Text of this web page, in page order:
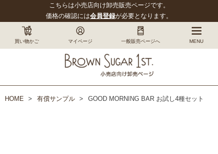
買い物かご マイページ 一般販売ページへ MENU
こちらは小売店向け卸売販売ページです。
価格の確認には会員登録が必要となります。
HOME 有償サンプル GOOD MORNING BAR お試し4種セット